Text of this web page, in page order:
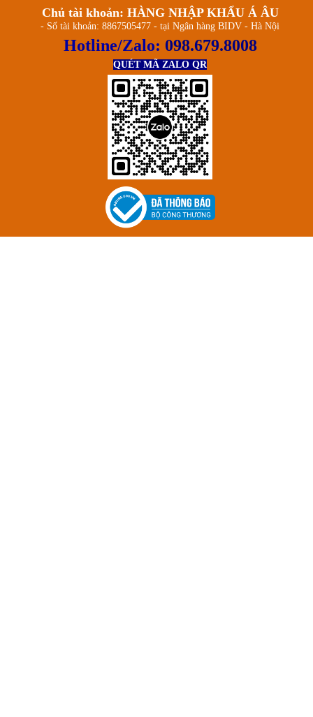
Chủ tài khoản: HÀNG NHẬP KHẨU Á ÂU
- Số tài khoản: 8867505477 - tại Ngân hàng BIDV - Hà Nội
Hotline/Zalo: 098.679.8008
QUÉT MÃ ZALO QR